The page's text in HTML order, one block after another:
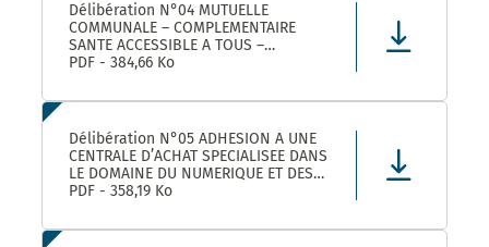
Délibération N°04 MUTUELLE
COMMUNALE – COMPLEMENTAIRE
SANTE ACCESSIBLE A TOUS –
CONVENTION DE PARTENARIAT AVEC
APPROBATION ET AUTORISATION DE
PDF - 384,66 Ko
Délibération N°05 ADHESION A UNE
CENTRALE D’ACHAT SPECIALISEE DANS
LE DOMAINE DU NUMERIQUE ET DES
TELECOMS DENOMMEE « CANUT »
PDF - 358,19 Ko